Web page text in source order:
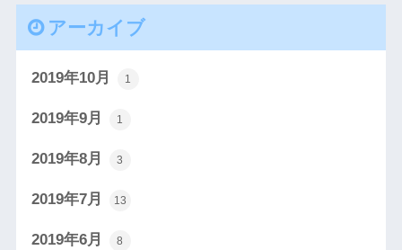
アーカイブ
2019年10月 1
2019年9月 1
2019年8月 3
2019年7月 13
2019年6月 8